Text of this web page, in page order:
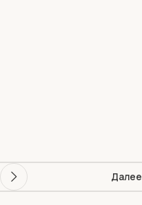
Далее